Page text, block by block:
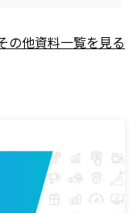
の他資料一覧を見る